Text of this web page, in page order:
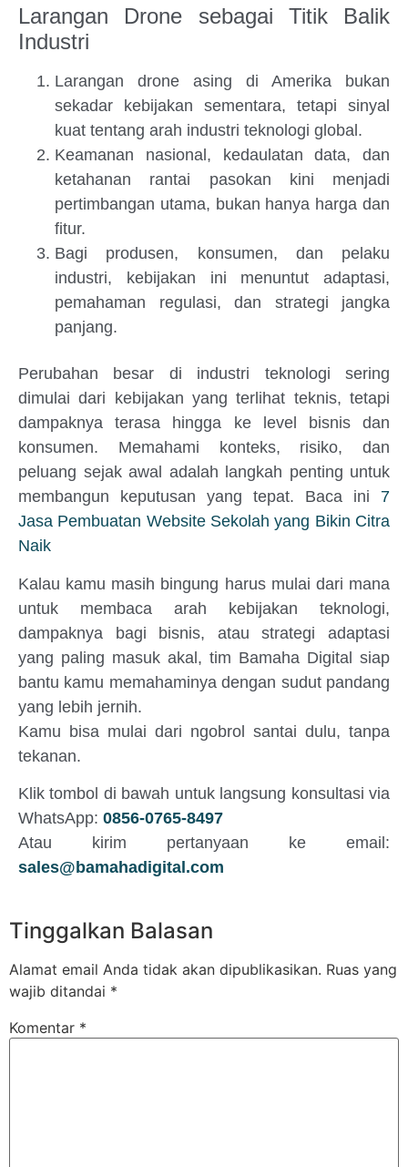
Larangan Drone sebagai Titik Balik
Industri
Larangan drone asing di Amerika bukan
sekadar kebijakan sementara, tetapi sinyal
kuat tentang arah industri teknologi global.
Keamanan nasional, kedaulatan data, dan
ketahanan rantai pasokan kini menjadi
pertimbangan utama, bukan hanya harga dan
fitur.
Bagi produsen, konsumen, dan pelaku
industri, kebijakan ini menuntut adaptasi,
pemahaman regulasi, dan strategi jangka
panjang.
Perubahan besar di industri teknologi sering
dimulai dari kebijakan yang terlihat teknis, tetapi
dampaknya terasa hingga ke level bisnis dan
konsumen. Memahami konteks, risiko, dan
peluang sejak awal adalah langkah penting untuk
membangun keputusan yang tepat. Baca ini 7
Jasa Pembuatan Website Sekolah yang Bikin Citra
Naik
Kalau kamu masih bingung harus mulai dari mana
untuk membaca arah kebijakan teknologi,
dampaknya bagi bisnis, atau strategi adaptasi
yang paling masuk akal, tim Bamaha Digital siap
bantu kamu memahaminya dengan sudut pandang
yang lebih jernih.
Kamu bisa mulai dari ngobrol santai dulu, tanpa
tekanan.
Klik tombol di bawah untuk langsung konsultasi via
WhatsApp: 0856-0765-8497
Atau kirim pertanyaan ke email:
sales@bamahadigital.com
Tinggalkan Balasan
Alamat email Anda tidak akan dipublikasikan. Ruas yang
wajib ditandai *
Komentar *